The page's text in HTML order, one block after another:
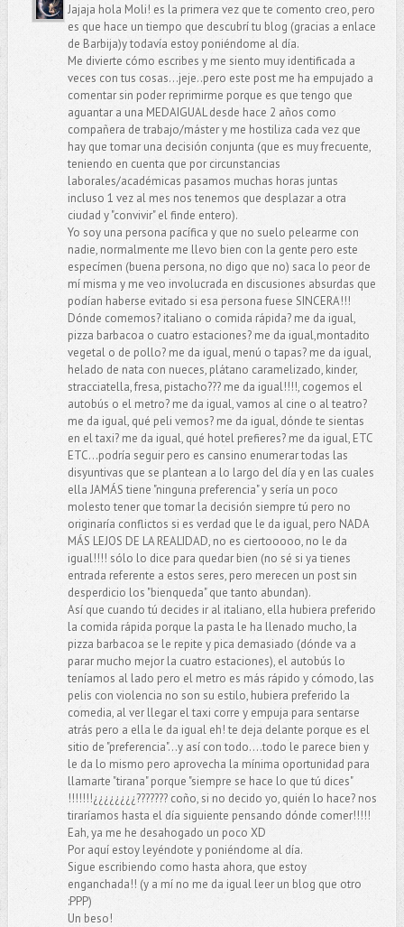
Jajaja hola Moli! es la primera vez que te comento creo, pero
es que hace un tiempo que descubrí tu blog (gracias a enlace
de Barbija)y todavía estoy poniéndome al día.
Me divierte cómo escribes y me siento muy identificada a
veces con tus cosas...jeje..pero este post me ha empujado a
comentar sin poder reprimirme porque es que tengo que
aguantar a una MEDAIGUAL desde hace 2 años como
compañera de trabajo/máster y me hostiliza cada vez que
hay que tomar una decisión conjunta (que es muy frecuente,
teniendo en cuenta que por circunstancias
laborales/académicas pasamos muchas horas juntas
incluso 1 vez al mes nos tenemos que desplazar a otra
ciudad y "convivir" el finde entero).
Yo soy una persona pacífica y que no suelo pelearme con
nadie, normalmente me llevo bien con la gente pero este
especímen (buena persona, no digo que no) saca lo peor de
mí misma y me veo involucrada en discusiones absurdas que
podían haberse evitado si esa persona fuese SINCERA!!!
Dónde comemos? italiano o comida rápida? me da igual,
pizza barbacoa o cuatro estaciones? me da igual,montadito
vegetal o de pollo? me da igual, menú o tapas? me da igual,
helado de nata con nueces, plátano caramelizado, kinder,
stracciatella, fresa, pistacho??? me da igual!!!!, cogemos el
autobús o el metro? me da igual, vamos al cine o al teatro?
me da igual, qué peli vemos? me da igual, dónde te sientas
en el taxi? me da igual, qué hotel prefieres? me da igual, ETC
ETC...podría seguir pero es cansino enumerar todas las
disyuntivas que se plantean a lo largo del día y en las cuales
ella JAMÁS tiene "ninguna preferencia" y sería un poco
molesto tener que tomar la decisión siempre tú pero no
originaría conflictos si es verdad que le da igual, pero NADA
MÁS LEJOS DE LA REALIDAD, no es ciertooooo, no le da
igual!!!! sólo lo dice para quedar bien (no sé si ya tienes
entrada referente a estos seres, pero merecen un post sin
desperdicio los "bienqueda" que tanto abundan).
Así que cuando tú decides ir al italiano, ella hubiera preferido
la comida rápida porque la pasta le ha llenado mucho, la
pizza barbacoa se le repite y pica demasiado (dónde va a
parar mucho mejor la cuatro estaciones), el autobús lo
teníamos al lado pero el metro es más rápido y cómodo, las
pelis con violencia no son su estilo, hubiera preferido la
comedia, al ver llegar el taxi corre y empuja para sentarse
atrás pero a ella le da igual eh! te deja delante porque es el
sitio de "preferencia"...y así con todo....todo le parece bien y
le da lo mismo pero aprovecha la mínima oportunidad para
llamarte "tirana" porque "siempre se hace lo que tú dices"
!!!!!!!¿¿¿¿¿¿¿¿??????? coño, si no decido yo, quién lo hace? nos
tiraríamos hasta el día siguiente pensando dónde comer!!!!!
Eah, ya me he desahogado un poco XD
Por aquí estoy leyéndote y poniéndome al día.
Sigue escribiendo como hasta ahora, que estoy
enganchada!! (y a mí no me da igual leer un blog que otro
:PPP)
Un beso!